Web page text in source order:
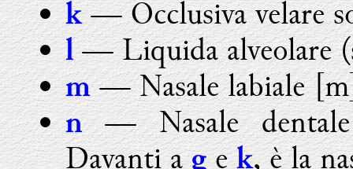
k — Occlusiva velare
l — Liquida alveolare
m — Nasale labiale
n
— Nasale
Davanti agek, è la